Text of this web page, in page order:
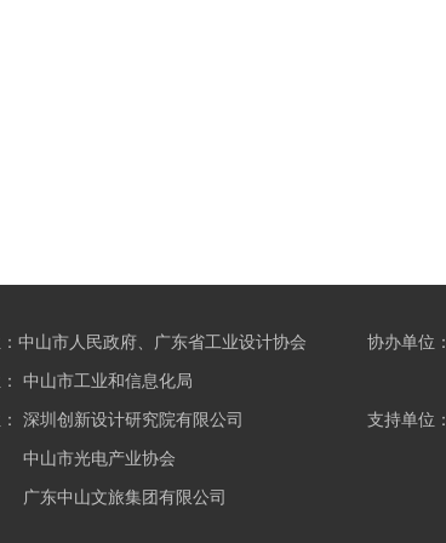
中山市人民政府、广东省工业设计协会
中山市工业和信息化局
深圳创新设计研究院有限公司
中山市光电产业协会
广东中山文旅集团有限公司
协办单位：
支持单位：